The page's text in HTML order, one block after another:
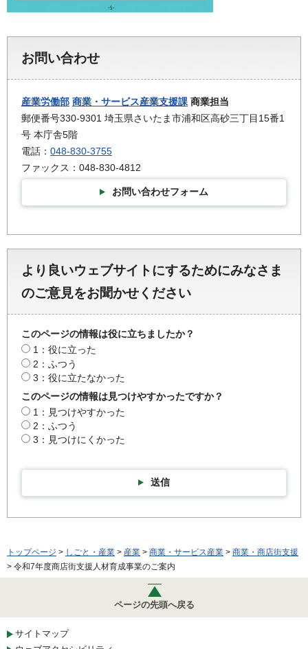
お問い合わせ
産業労働部 商業・サービス産業支援課 商業担当
郵便番号330-9301 埼玉県さいたま市浦和区高砂三丁目15番1
号 本庁舎5階
電話： 048-830-3755
ファックス：048-830-4812
お問い合わせフォーム
より良いウェブサイトにするためにみなさま
のご意見をお聞かせください
このページの情報は役に立ちましたか？
1：役に立った
2：ふつう
3：役に立たなかった
このページの情報は見つけやすかったですか？
1：見つけやすかった
2：ふつう
3：見つけにくかった
送信
トップページ > しごと・産業 > 産業 > 商業・サービス産業 > 商業・商店街支援
> 令和7年度商店街支援人材育成事業のご案内
ページの先頭へ戻る
サイトマップ